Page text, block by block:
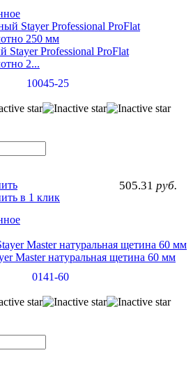
Stayer Professional ProFlat
2...
10045-25
505.31 руб.
в 1 клик
Master натуральная щетина 60 мм
0141-60